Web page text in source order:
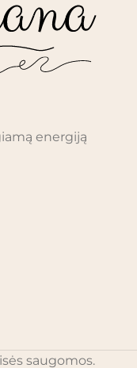
energiją
saugomos.